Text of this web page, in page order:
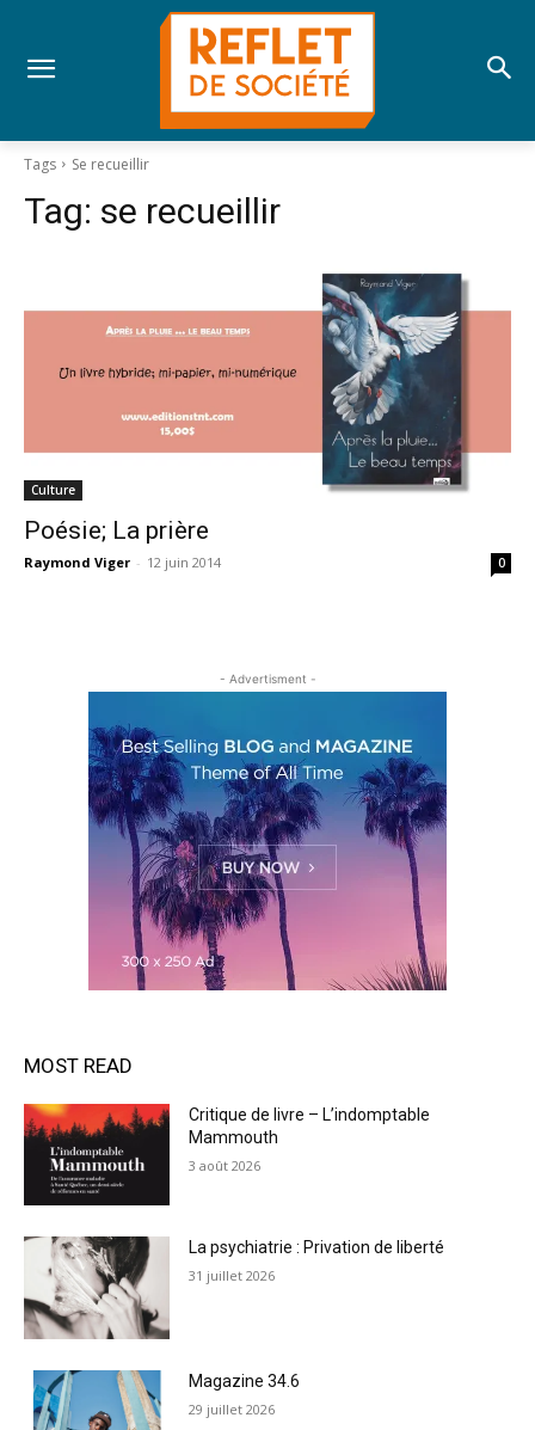
Tags Se recueillir
Tag: se recueillir
Culture
Poésie; La prière
Raymond Viger - 12 juin 2014 0
- Advertisment -
MOST READ
Critique de livre – L’indomptable
Mammouth
3 août 2026
La psychiatrie : Privation de liberté
31 juillet 2026
Magazine 34.6
29 juillet 2026